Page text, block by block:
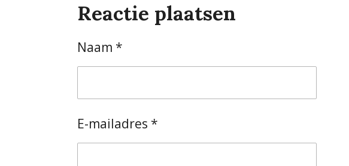
e
n
l
r
e
Reactie plaatsen
Naam *
E-mailadres *